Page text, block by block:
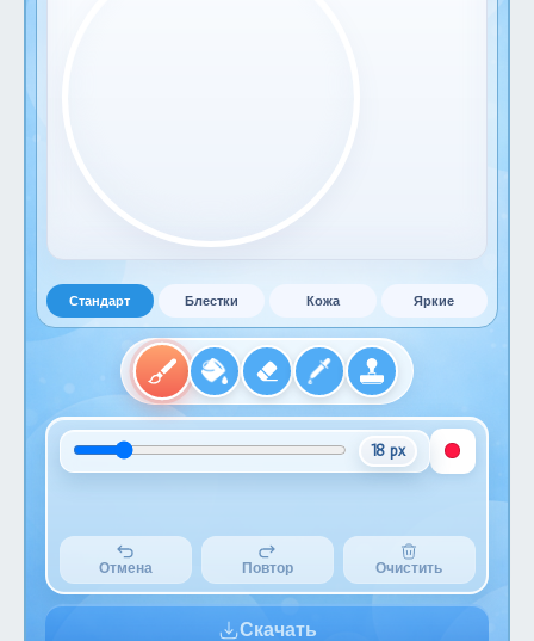
Стандарт Блестки Кожа Яркие
18 px
Отмена Повтор Очистить
Скачать